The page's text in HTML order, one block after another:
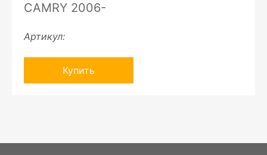
CAMRY 2006-
Артикул:
Купить